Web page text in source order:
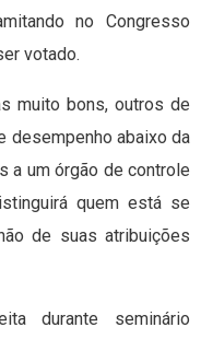
no Congresso
votado.
muito bons, outros de
desempenho abaixo da
a um órgão de controle
quem está se
de suas atribuições
durante seminário